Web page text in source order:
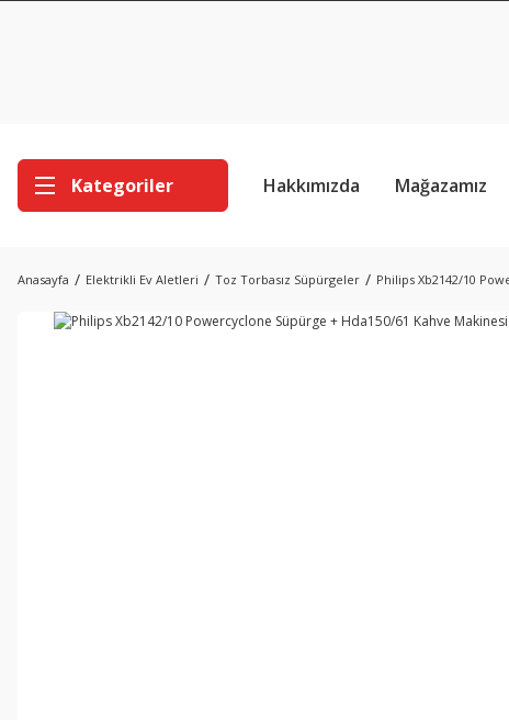
Kategoriler Hakkımızda Mağazamız
Anasayfa Elektrikli Ev Aletleri Toz Torbasız Süpürgeler Philips Xb2142/10